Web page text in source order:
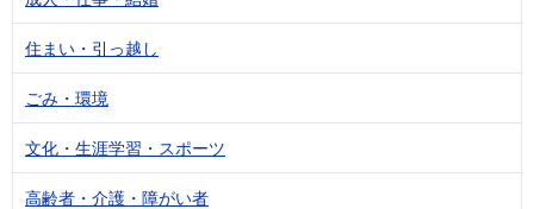
住まい・引っ越し
ごみ・環境
文化・生涯学習・スポーツ
高齢者・介護・障がい者